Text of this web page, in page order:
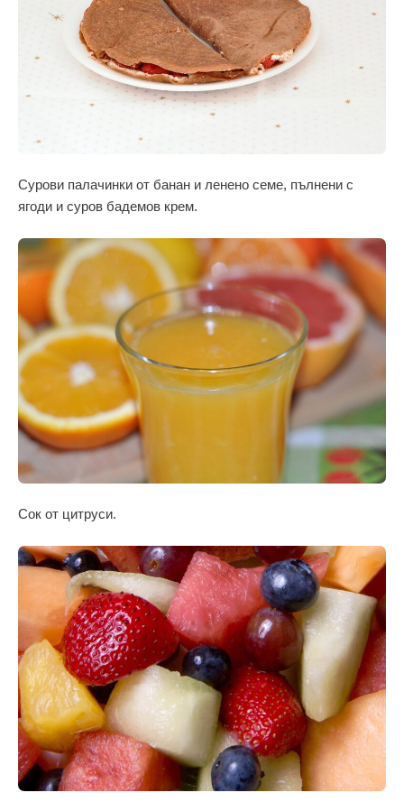
Сурови палачинки от банан и ленено семе, пълнени с
ягоди и суров бадемов крем.
Сок от цитруси.